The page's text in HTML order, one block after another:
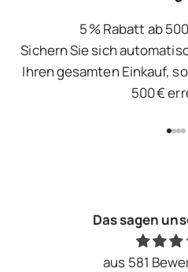
5 % Rabatt ab
Sichern Sie sich
Ihren gesamten Einkauf,
500 €
Das sagen
aus 581